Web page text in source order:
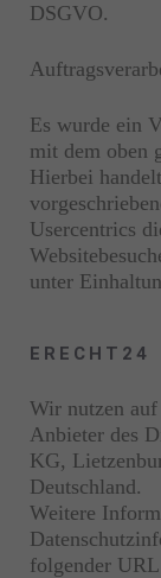
DSGVO.
Es wurde ein
mit dem oben
Hierbei
Usercentrics
unter
ERECHT24
Wir nutzen auf
Anbieter des
KG,
Deutschland.
Weitere
folgender